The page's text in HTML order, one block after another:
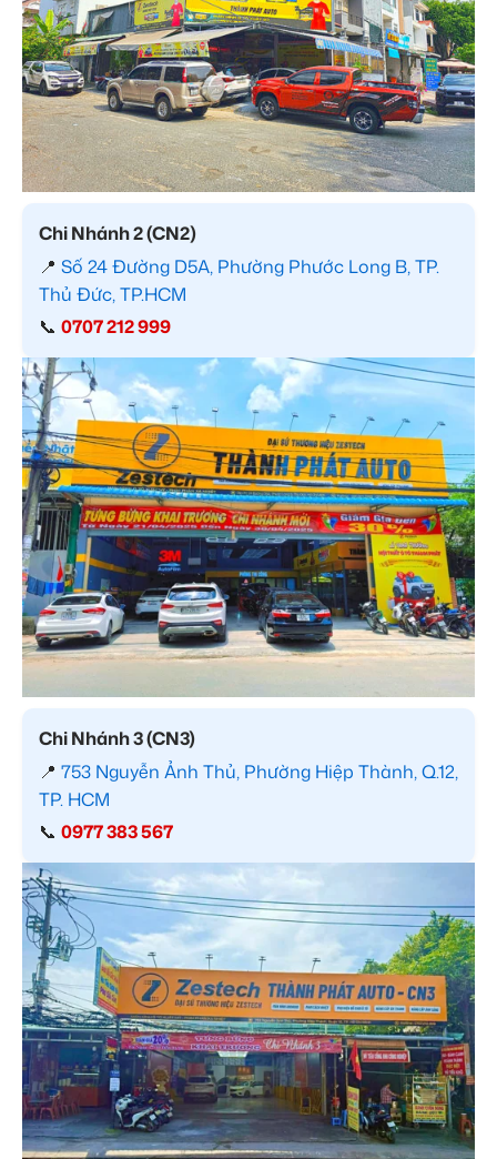
Chi Nhánh 2 (CN2)
📍 Số 24 Đường D5A, Phường Phước Long B, TP.
Thủ Đức, TP.HCM
📞 0707 212 999
Chi Nhánh 3 (CN3)
📍 753 Nguyễn Ảnh Thủ, Phường Hiệp Thành, Q.12,
TP. HCM
📞 0977 383 567